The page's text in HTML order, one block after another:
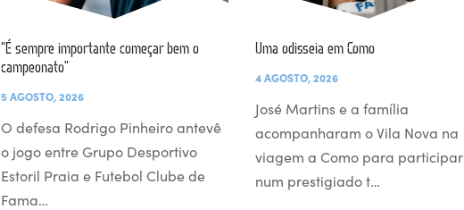
“É sempre importante começar bem o
campeonato”
5 AGOSTO, 2026
O defesa Rodrigo Pinheiro antevê
o jogo entre Grupo Desportivo
Estoril Praia e Futebol Clube de
Fama…
Uma odisseia em Como
4 AGOSTO, 2026
José Martins e a família
acompanharam o Vila Nova na
viagem a Como para participar
num prestigiado t…